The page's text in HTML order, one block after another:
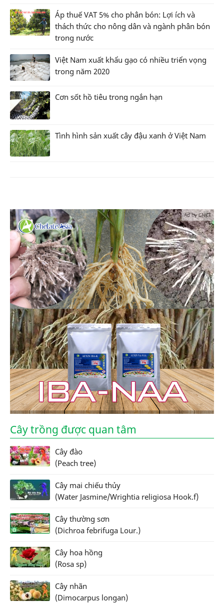
Áp thuế VAT 5% cho phân bón: Lợi ích và
thách thức cho nông dân và ngành phân bón
trong nước
Việt Nam xuất khẩu gạo có nhiều triển vọng
trong năm 2020
Cơn sốt hồ tiêu trong ngắn hạn
Tình hình sản xuất cây đậu xanh ở Việt Nam
Ad by CNCT
Cây trồng được quan tâm
Cây đào
(Peach tree)
Cây mai chiếu thủy
(Water Jasmine/Wrightia religiosa Hook.f)
Cây thường sơn
(Dichroa febrifuga Lour.)
Cây hoa hồng
(Rosa sp)
Cây nhãn
(Dimocarpus longan)